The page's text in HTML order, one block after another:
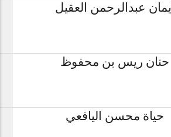
ايمان عبدالرحمن العقيل
حنان ريس بن محفوظ
حياة محسن اليافعي